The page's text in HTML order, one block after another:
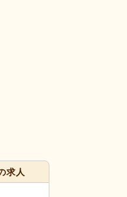
求人